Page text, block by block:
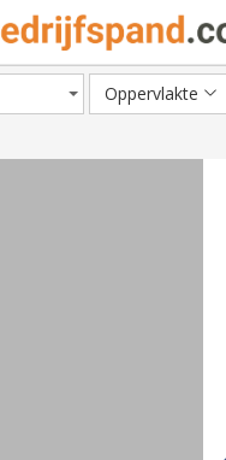
Oppervlakte